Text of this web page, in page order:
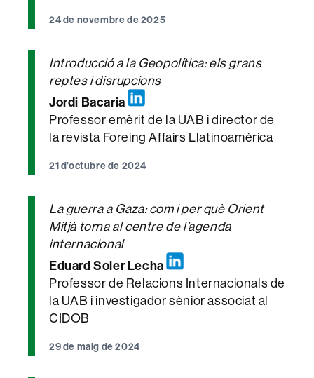
24 de novembre de 2025
Introducció a la Geopolítica: els grans
reptes i disrupcions
Jordi Bacaria
Professor emèrit de la UAB i director de
la revista Foreing Affairs Llatinoamèrica
21 d’octubre de 2024
La guerra a Gaza: com i per què Orient
Mitjà torna al centre de l’agenda
internacional
Eduard Soler Lecha
Professor de Relacions Internacionals de
la UAB i investigador sènior associat al
CIDOB
29 de maig de 2024